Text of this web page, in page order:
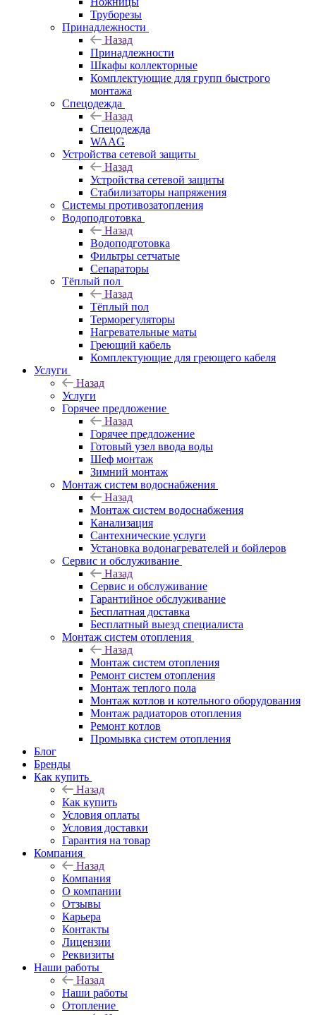
Труборезы
Принадлежности
Назад
Принадлежности
Шкафы коллекторные
Комплектующие для групп быстрого
монтажа
Спецодежда
Назад
Спецодежда
WAAG
Устройства сетевой защиты
Назад
Устройства сетевой защиты
Стабилизаторы напряжения
Системы противозатопления
Водоподготовка
Назад
Водоподготовка
Фильтры сетчатые
Сепараторы
Тёплый пол
Назад
Тёплый пол
Терморегуляторы
Нагревательные маты
Греющий кабель
Комплектующие для греющего кабеля
Услуги
Назад
Услуги
Горячее предложение
Назад
Горячее предложение
Готовый узел ввода воды
Шеф монтаж
Зимний монтаж
Монтаж систем водоснабжения
Назад
Монтаж систем водоснабжения
Канализация
Сантехнические услуги
Установка водонагревателей и бойлеров
Сервис и обслуживание
Назад
Сервис и обслуживание
Гарантийное обслуживание
Бесплатная доставка
Бесплатный выезд специалиста
Монтаж систем отопления
Назад
Монтаж систем отопления
Ремонт систем отопления
Монтаж теплого пола
Монтаж котлов и котельного оборудования
Монтаж радиаторов отопления
Ремонт котлов
Промывка систем отопления
Блог
Бренды
Как купить
Назад
Как купить
Условия оплаты
Условия доставки
Гарантия на товар
Компания
Назад
Компания
О компании
Отзывы
Карьера
Контакты
Лицензии
Реквизиты
Наши работы
Назад
Наши работы
Отопление